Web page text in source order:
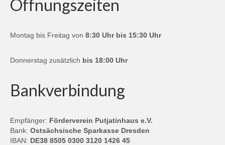
Öffnungszeiten
Montag bis Freitag von 8:30 Uhr bis 15:30 Uhr
Donnerstag zusätzlich bis 18:00 Uhr
Bankverbindung
Empfänger: Förderverein Putjatinhaus e.V.
Bank: Ostsächsische Sparkasse Dresden
IBAN: DE38 8505 0300 3120 1426 45